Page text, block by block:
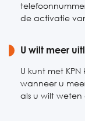
de activatie
U wilt meer
U kunt met
wanneer u
als u wilt